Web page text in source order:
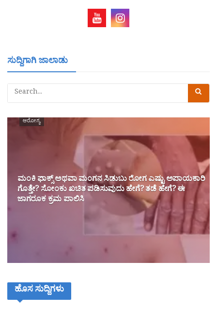
ಸುದ್ದಿಗಾಗಿ ಜಾಲಾಡು
ಆರೋಗ್ಯ
ಮಂಕಿ ಫಾಕ್ಸ್ ಅಥವಾ ಮಂಗನ ಸಿಡುಬು ರೋಗ ಎಷ್ಟು ಅಪಾಯಕಾರಿ
ಗೊತ್ತೇ? ಸೋಂಕು ಖಚಿತ ಪಡಿಸುವುದು ಹೇಗೆ? ತಡೆ ಹೇಗೆ? ಈ
ಜಾಗರೂಕ ಕ್ರಮ ಪಾಲಿಸಿ
ಹೊಸ ಸುದ್ದಿಗಳು